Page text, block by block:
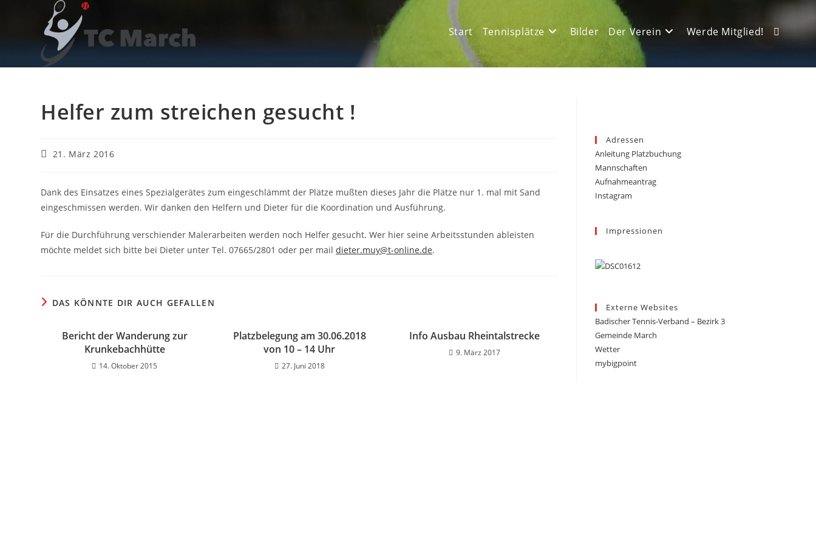
Start Tennisplätze Bilder Der Verein Werde Mitglied! Website-
Helfer zum streichen gesucht !
Beitrag
21. März 2016
Dank des Einsatzes eines Spezialgerätes zum eingeschlämmt der Plätze mußten dieses Jahr die Plätze nur 1. mal mit Sand
eingeschmissen werden. Wir danken den Helfern und Dieter für die Koordination und Ausführung.
Für die Durchführung verschiender Malerarbeiten werden noch Helfer gesucht. Wer hier seine Arbeitsstunden ableisten
möchte meldet sich bitte bei Dieter unter Tel. 07665/2801 oder per maildieter.muy@t-online.de.
DAS KÖNNTE DIR AUCH GEFALLEN
Bericht der Wanderung zur
Krunkebachhütte
14. Oktober 2015
Platzbelegung am 30.06.2018
von 10 – 14 Uhr
27. Juni 2018
Info Ausbau Rheintalstrecke
9. März 2017
Adressen
Anleitung Platzbuchung
Mannschaften
Aufnahmeantrag
Instagram
Impressionen
Externe Websites
Badischer Tennis-Verband – Bezirk 3
Gemeinde March
Wetter
mybigpoint